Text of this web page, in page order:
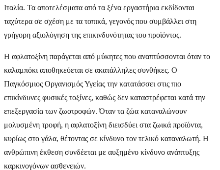
Ιταλία. Τα αποτελέσματα από τα ξένα εργαστήρια εκδίδονται
ταχύτερα σε σχέση με τα τοπικά, γεγονός που συμβάλλει στη
γρήγορη αξιολόγηση της επικινδυνότητας του προϊόντος.
Η αφλατοξίνη παράγεται από μύκητες που αναπτύσσονται όταν το
καλαμπόκι αποθηκεύεται σε ακατάλληλες συνθήκες. Ο
Παγκόσμιος Οργανισμός Υγείας την κατατάσσει στις πιο
επικίνδυνες φυσικές τοξίνες, καθώς δεν καταστρέφεται κατά την
επεξεργασία των ζωοτροφών. Όταν τα ζώα καταναλώνουν
μολυσμένη τροφή, η αφλατοξίνη διεισδύει στα ζωικά προϊόντα,
κυρίως στο γάλα, θέτοντας σε κίνδυνο τον τελικό καταναλωτή. Η
ανθρώπινη έκθεση συνδέεται με αυξημένο κίνδυνο ανάπτυξης
καρκινογόνων ασθενειών.